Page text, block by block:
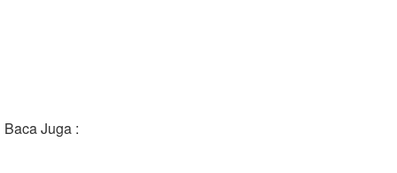
Baca Juga :